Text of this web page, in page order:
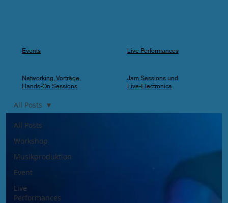
All Posts
Workshop
Musikproduktion
Event
Live
Performances
All Posts
Events
Networking, Vorträge,
Hands-On Sessions
Live Performances
Jam Sessions und
Live-Electronica